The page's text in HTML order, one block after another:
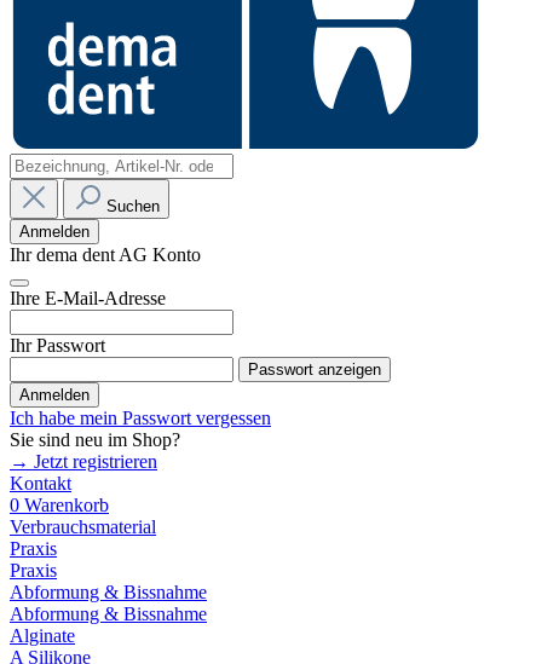
Suchen
Anmelden
Ihr dema dent AG Konto
Ihre E-Mail-Adresse
Ihr Passwort
Passwort anzeigen
Anmelden
Ich habe mein Passwort vergessen
Sie sind neu im Shop?
→ Jetzt registrieren
Kontakt
0 Warenkorb
Verbrauchsmaterial
Praxis
Praxis
Abformung & Bissnahme
Abformung & Bissnahme
Alginate
A Silikone